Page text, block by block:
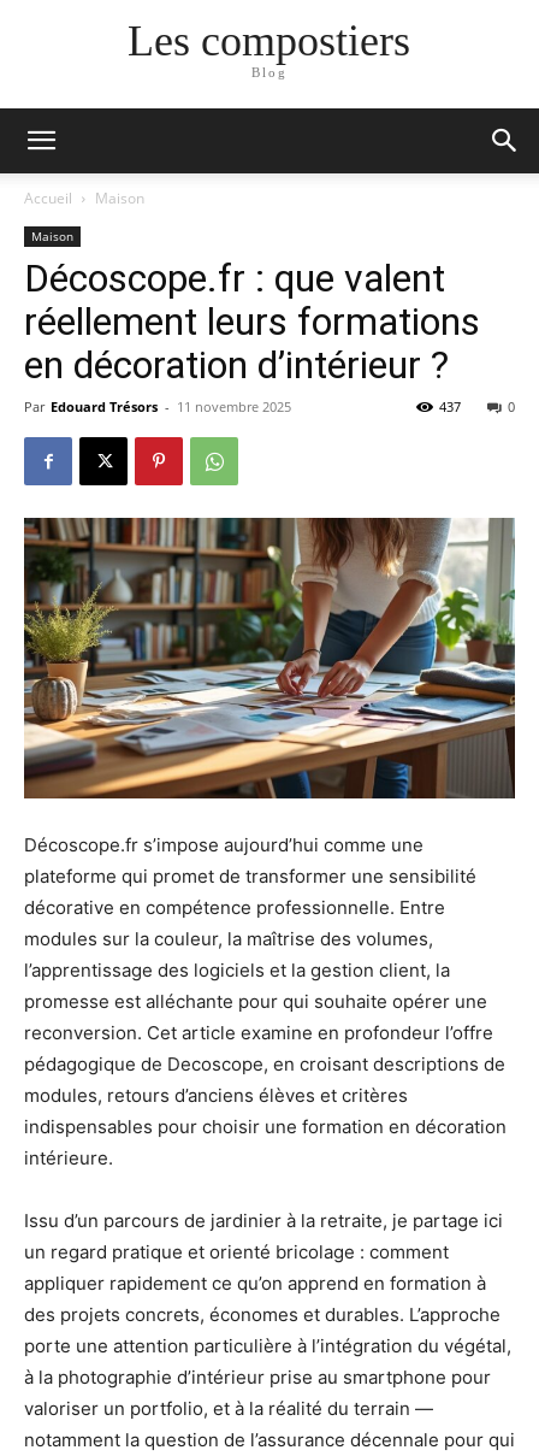
Les compostiers
Blog
Accueil Maison
Maison
Décoscope.fr : que valent
réellement leurs formations
en décoration d’intérieur ?
Par Edouard Trésors - 11 novembre 2025 0
437
Décoscope.fr s’impose aujourd’hui comme une
plateforme qui promet de transformer une sensibilité
décorative en compétence professionnelle. Entre
modules sur la couleur, la maîtrise des volumes,
l’apprentissage des logiciels et la gestion client, la
promesse est alléchante pour qui souhaite opérer une
reconversion. Cet article examine en profondeur l’offre
pédagogique de Decoscope, en croisant descriptions de
modules, retours d’anciens élèves et critères
indispensables pour choisir une formation en décoration
intérieure.
Issu d’un parcours de jardinier à la retraite, je partage ici
un regard pratique et orienté bricolage : comment
appliquer rapidement ce qu’on apprend en formation à
des projets concrets, économes et durables. L’approche
porte une attention particulière à l’intégration du végétal,
à la photographie d’intérieur prise au smartphone pour
valoriser un portfolio, et à la réalité du terrain —
notamment la question de l’assurance décennale pour qui